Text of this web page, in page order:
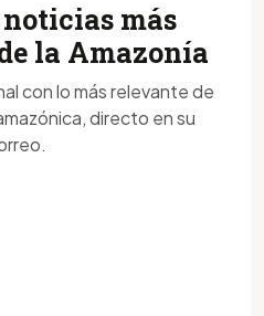
más
la Amazonía
con lo más relevante de
directo en su